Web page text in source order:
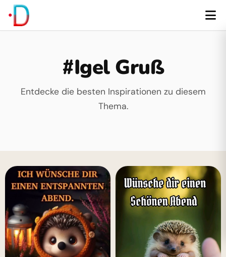
#Igel Gruß
Entdecke die besten Inspirationen zu diesem
Thema.